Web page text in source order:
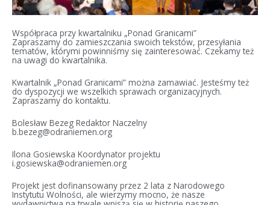
Współpraca przy kwartalniku „Ponad Granicami”
Zapraszamy do zamieszczania swoich tekstów, przesyłania
tematów, którymi powinniśmy się zainteresować. Czekamy też
na uwagi do kwartalnika.
Kwartalnik „Ponad Granicami” można zamawiać. Jesteśmy też
do dyspozycji we wszelkich sprawach organizacyjnych.
Zapraszamy do kontaktu.
Bolesław Bezeg Redaktor Naczelny
b.bezeg@odraniemen.org
Ilona Gosiewska Koordynator projektu
i.gosiewska@odraniemen.org
Projekt jest dofinansowany przez 2 lata z Narodowego
Instytutu Wolności, ale wierzymy mocno, że nasze